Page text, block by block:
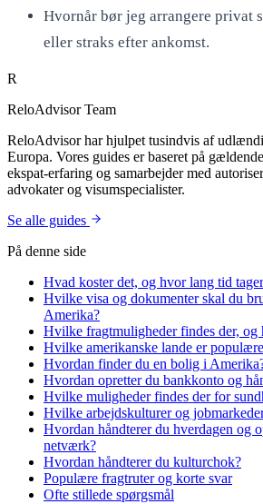
Hvornår bør jeg arrangere privat
eller straks efter ankomst.
R
ReloAdvisor Team
ReloAdvisor har hjulpet tusindvis af
Europa. Vores guides er baseret på
ekspat-erfaring og samarbejder med
advokater og visumspecialister.
Se alle guides
På denne side
Hvad koster det, og hvor lang tid
Hvilke visa og dokumenter skal du
Amerika?
Hvilke fragtmuligheder findes der, og
Hvilke amerikanske lande er
Hvordan finder du en bolig i
Hvordan opretter du bankkonto og
Hvilke muligheder findes der for
Hvilke arbejdskulturer og
Hvordan håndterer du hverdagen og
netværk?
Hvordan håndterer du kulturchok?
Populære fragtruter og korte svar
Ofte stillede spørgsmål